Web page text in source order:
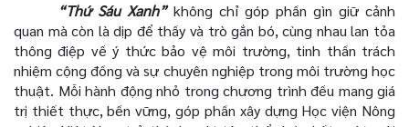
“Thứ Sáu Xanh”không chỉ góp phần gìn giữ cảnh
quan mà còn là dịp để thầy và trò gắn bó, cùng nhau lan tỏa
thông điệp về ý thức bảo vệ môi trường, tinh thần trách
nhiệm cộng đồng và sự chuyên nghiệp trong môi trường học
thuật. Mỗi hành động nhỏ trong chương trình đều mang giá
trị thiết thực, bền vững, góp phần xây dựng Học viện Nông